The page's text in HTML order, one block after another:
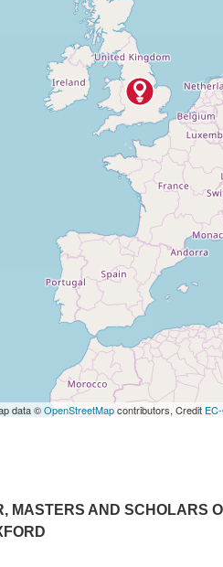
data ©OpenStreetMapcontributors, Credit
MASTERS AND SCHOLARS